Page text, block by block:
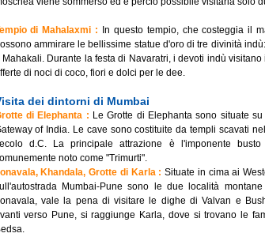
di Mahalaxmi :
In questo tempio, che costeggia il
ammirare le bellissime statue d'oro di tre divinità
Mahakali. Durante la festa di Navaratri, i devoti indù
di noci di coco, fiori e dolci per le dee.
dei dintorni di Mumbai
di Elephanta : Le Grotte di Elephanta sono situate
of India. Le cave sono costituite da templi scavati
d.C. La principale attrazione è l'imponente
noto come "Trimurti".
Khandala, Grotte di Karla :Situate in cima ai
Mumbai-Pune sono le due località
vale la pena di visitare le dighe di Valvan e
verso Pune, si raggiunge Karla, dove si trovano le